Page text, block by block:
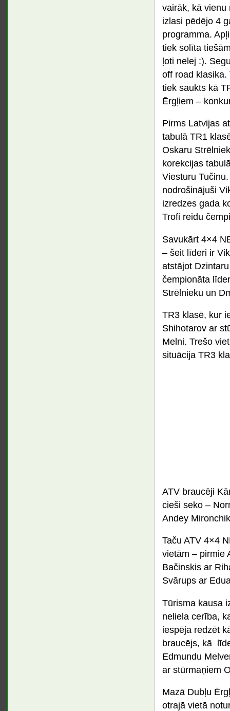
vairāk, kā vienu
izlasi pēdējo 4
programma.
tiek solīta
ļoti nelej :).
off road
tiek saukts kā
Ērgļiem –
Pirms Latvijas
tabulā TR1
Oskaru
korekcijas
Viesturu
nodrošinājuši
izredzes gada
Trofi reidu
Savukārt 4×4
– šeit līderi ir
atstājot
čempionāta
Strēlnieku un
TR3 klasē, kur
Shihotarov ar
Melni. Trešo
situācija TR3
ATV braucēji
cieši seko –
Andey
Taču ATV 4×4
vietām – pirmie
Bačinskis ar
Svārups ar
Tūrisma kausa
neliela cerība,
iespēja redzēt
braucējs, kā
Edmundu
ar stūrmaņiem
Mazā Dubļu
otrajā vietā